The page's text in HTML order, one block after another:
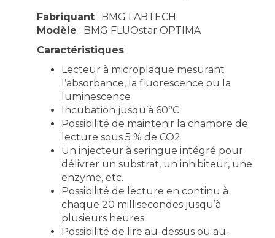
Fabriquant : BMG LABTECH
Modèle : BMG FLUOstar OPTIMA
Caractéristiques
Lecteur à microplaque mesurant
l’absorbance, la fluorescence ou la
luminescence
Incubation jusqu’à 60°C
Possibilité de maintenir la chambre de
lecture sous 5 % de CO2
Un injecteur à seringue intégré pour
délivrer un substrat, un inhibiteur, une
enzyme, etc.
Possibilité de lecture en continu à
chaque 20 millisecondes jusqu’à
plusieurs heures
Possibilité de lire au-dessus ou au-